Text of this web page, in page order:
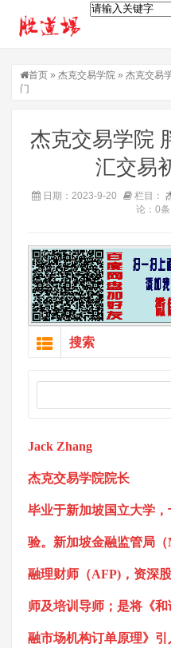
首页 » 杰克交易学院 » 杰克交易
门
杰克交易学院
汇交易
日期：2023-9-20 栏目：
论：0条
搜索
Jack Zhang
杰克交易学院院长
毕业于新加坡国立大学
验。新加坡金融监管局
融理财师（AFP)，资深
师及培训导师；是将《
融市场机构订单原理》